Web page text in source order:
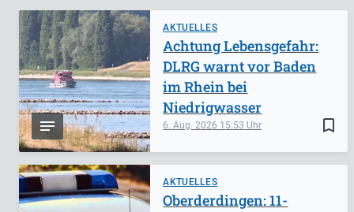
AKTUELLES
bookmark_border
6. Aug. 2026 15:53
Achtung Lebensgefahr:
DLRG warnt vor Baden
im Rhein bei
Niedrigwasser
AKTUELLES
Oberderdingen: 11-